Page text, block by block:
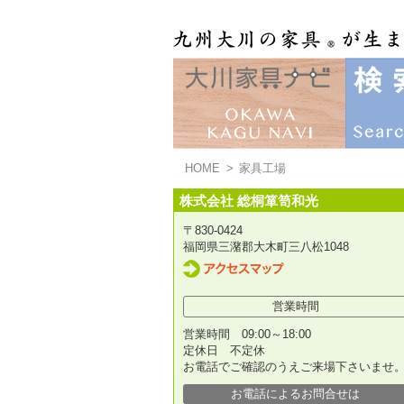
HOME > 家具工場
株式会社 総桐箪笥和光
〒830-0424
福岡県三潴郡大木町三八松1048
営業時間
営業時間 09:00～18:00
定休日 不定休
お電話でご確認のうえご来場下さいませ
お電話によるお問合せは